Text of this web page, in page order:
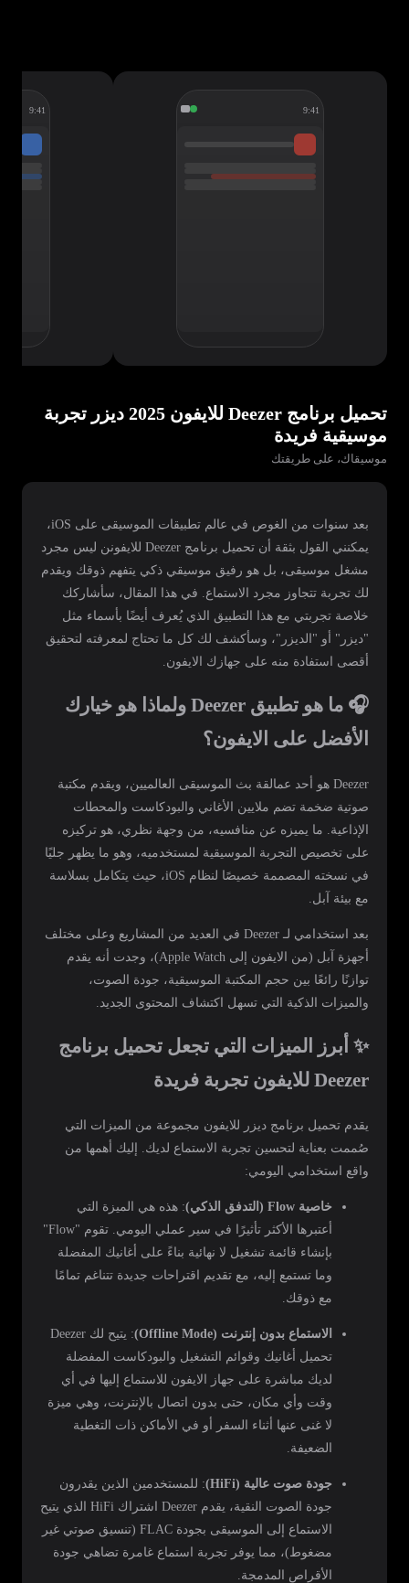
9:41
9:41
تحميل برنامج Deezer للايفون 2025 ديزر تجربة
موسيقية فريدة
موسيقاك، على طريقتك
بعد سنوات من الغوص في عالم تطبيقات الموسيقى على iOS،
يمكنني القول بثقة أن تحميل برنامج Deezer للايفونن ليس مجرد
مشغل موسيقى، بل هو رفيق موسيقي ذكي يتفهم ذوقك ويقدم
لك تجربة تتجاوز مجرد الاستماع. في هذا المقال، سأشاركك
خلاصة تجربتي مع هذا التطبيق الذي يُعرف أيضًا بأسماء مثل
"ديزر" أو "الديزر"، وسأكشف لك كل ما تحتاج لمعرفته لتحقيق
أقصى استفادة منه على جهازك الايفون.
🎧 ما هو تطبيق Deezer ولماذا هو خيارك
الأفضل على الايفون؟
Deezer هو أحد عمالقة بث الموسيقى العالميين، ويقدم مكتبة
صوتية ضخمة تضم ملايين الأغاني والبودكاست والمحطات
الإذاعية. ما يميزه عن منافسيه، من وجهة نظري، هو تركيزه
على تخصيص التجربة الموسيقية لمستخدميه، وهو ما يظهر جليًا
في نسخته المصممة خصيصًا لنظام iOS، حيث يتكامل بسلاسة
مع بيئة آبل.
بعد استخدامي لـ Deezer في العديد من المشاريع وعلى مختلف
أجهزة آبل (من الايفون إلى Apple Watch)، وجدت أنه يقدم
توازنًا رائعًا بين حجم المكتبة الموسيقية، جودة الصوت،
والميزات الذكية التي تسهل اكتشاف المحتوى الجديد.
✨ أبرز الميزات التي تجعل تحميل برنامج
Deezer للايفون تجربة فريدة
يقدم تحميل برنامج ديزر للايفون مجموعة من الميزات التي
صُممت بعناية لتحسين تجربة الاستماع لديك. إليك أهمها من
واقع استخدامي اليومي:
خاصية Flow (التدفق الذكي)
: هذه هي الميزة التي
أعتبرها الأكثر تأثيرًا في سير عملي اليومي. تقوم "Flow"
بإنشاء قائمة تشغيل لا نهائية بناءً على أغانيك المفضلة
وما تستمع إليه، مع تقديم اقتراحات جديدة تتناغم تمامًا
مع ذوقك.
الاستماع بدون إنترنت (Offline Mode)
: يتيح لك Deezer
تحميل أغانيك وقوائم التشغيل والبودكاست المفضلة
لديك مباشرة على جهاز الايفون للاستماع إليها في أي
وقت وأي مكان، حتى بدون اتصال بالإنترنت، وهي ميزة
لا غنى عنها أثناء السفر أو في الأماكن ذات التغطية
الضعيفة.
جودة صوت عالية (HiFi)
: للمستخدمين الذين يقدرون
جودة الصوت النقية، يقدم Deezer اشتراك HiFi الذي يتيح
الاستماع إلى الموسيقى بجودة FLAC (تنسيق صوتي غير
مضغوط)، مما يوفر تجربة استماع غامرة تضاهي جودة
الأقراص المدمجة.